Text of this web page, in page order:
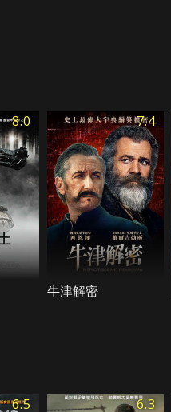
8.0 7.4
牛津解密
6.5 6.3